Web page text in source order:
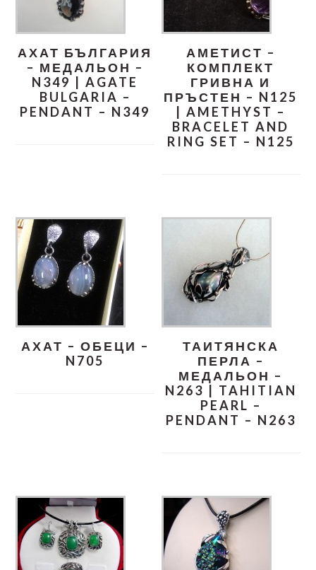
АХАТ БЪЛГАРИЯ
– МЕДАЛЬОН –
N349 | AGATE
BULGARIA –
PENDANT – N349
АМЕТИСТ –
КОМПЛЕКТ
ГРИВНА И
ПРЪСТЕН – N125
| AMETHYST –
BRACELET AND
RING SET – N125
АХАТ – ОБЕЦИ –
N705
ТАИТЯНСКА
ПЕРЛА –
МЕДАЛЬОН –
N263 | TAHITIAN
PEARL –
PENDANT – N263